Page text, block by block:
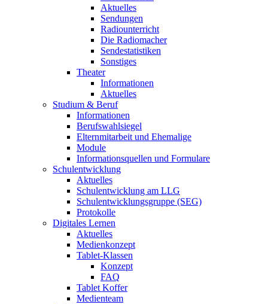
Aktuelles
Sendungen
Radiounterricht
Die Radiomacher
Sendestatistiken
Sonstiges
Theater
Informationen
Aktuelles
Studium & Beruf
Informationen
Berufswahlsiegel
Elternmitarbeit und Ehemalige
Module
Informationsquellen und Formulare
Schulentwicklung
Aktuelles
Schulentwicklung am LLG
Schulentwicklungsgruppe (SEG)
Protokolle
Digitales Lernen
Aktuelles
Medienkonzept
Tablet-Klassen
Konzept
FAQ
Tablet Koffer
Medienteam